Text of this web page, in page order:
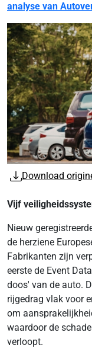
analyse van
Download
Vijf
Nieuw
de herziene
Fabrikanten zijn
eerste de Event
doos' van de auto.
rijgedrag vlak voor
om
waardoor de
verloopt.